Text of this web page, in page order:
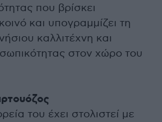
που βρίσκει
και υπογραμμίζει τη
καλλιτέχνη και
στον χώρο του
του έχει στολιστεί με